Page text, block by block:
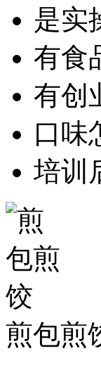
是实
有食
有创
口味
培训
煎包煎